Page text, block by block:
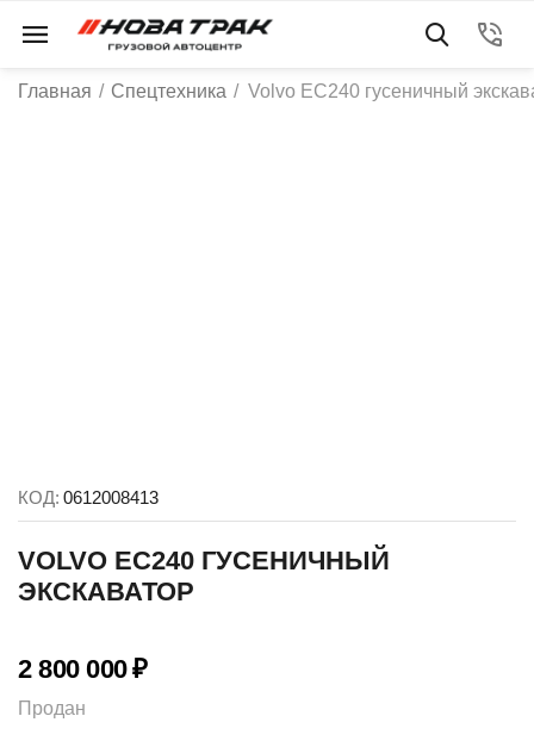
Главная / Спецтехника / Volvo EC240 гусеничный
КОД: 0612008413
VOLVO EC240 ГУСЕНИЧНЫЙ
ЭКСКАВАТОР
2 800 000₽
Продан